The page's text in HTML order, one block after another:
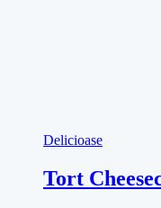
Delicioase
Tort